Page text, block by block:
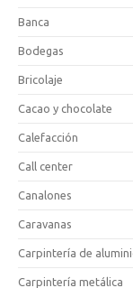
Banca
Bodegas
Bricolaje
Cacao y chocolate
Calefacción
Call center
Canalones
Caravanas
Carpintería de
Carpintería metálica